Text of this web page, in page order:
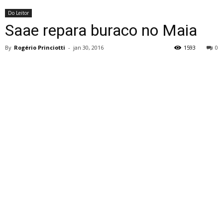
Do Leitor
Saae repara buraco no Maia
By Rogério Princiotti - jan 30, 2016 0
1593